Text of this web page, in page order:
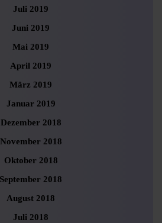
Juli 2019
Juni 2019
Mai 2019
April 2019
März 2019
Januar 2019
Dezember 2018
November 2018
Oktober 2018
September 2018
August 2018
Juli 2018